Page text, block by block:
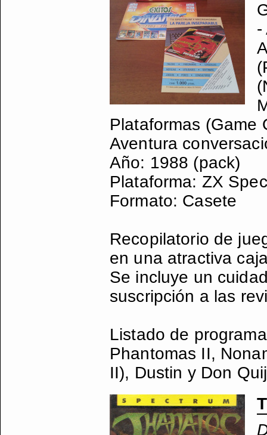
-
Plataformas (Game
Aventura
Año: 1988 (pack)
Plataforma: ZX
Formato: Casete
Recopilatorio de
en una atractiva
Se incluye un
suscripción a las
Listado de
Phantomas II,
II), Dustin y Don